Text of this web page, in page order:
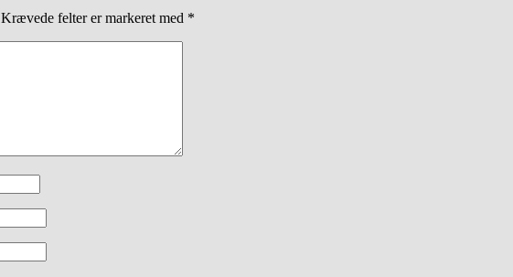
Krævede felter er markeret med *